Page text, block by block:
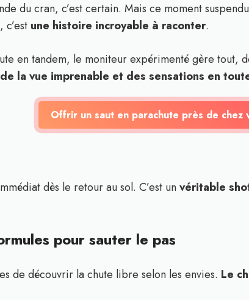
du cran, c’est certain. Mais ce moment
c’est une histoire incroyable à raconter.
en tandem, le moniteur expérimenté gère tout,
la vue imprenable et des sensations en
Offrir un saut en parachute près de chez
dès le retour au sol. C’est unvéritable
pour sauter le pas
de découvrir la chute libre selon les envies. Le